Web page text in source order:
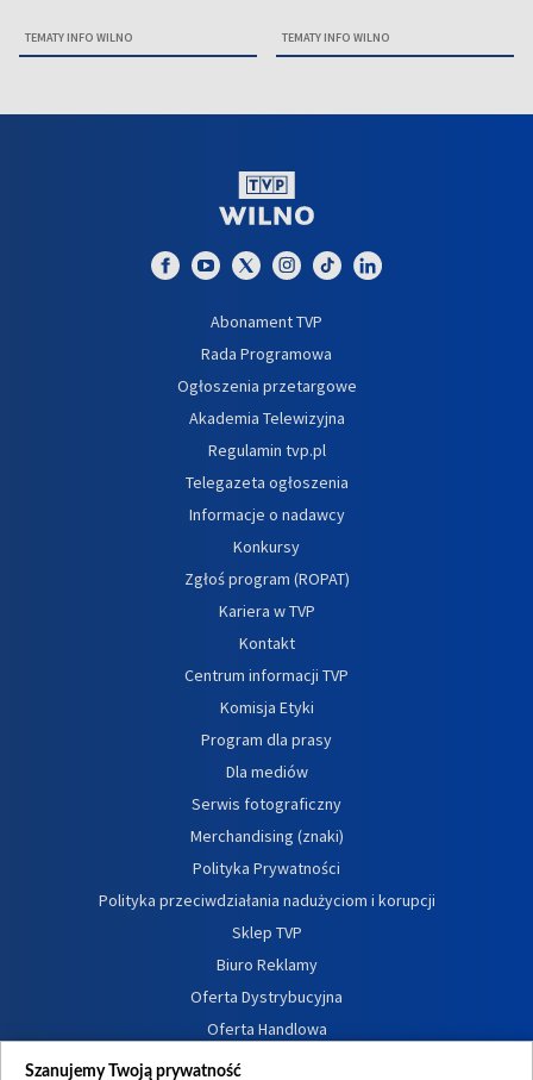
TEMATY INFO WILNO TEMATY INFO WILNO
Abonament TVP
Rada Programowa
Ogłoszenia przetargowe
Akademia Telewizyjna
Regulamin tvp.pl
Telegazeta ogłoszenia
Informacje o nadawcy
Konkursy
Zgłoś program (ROPAT)
Kariera w TVP
Kontakt
Centrum informacji TVP
Komisja Etyki
Program dla prasy
Dla mediów
Serwis fotograficzny
Merchandising (znaki)
Polityka Prywatności
Polityka przeciwdziałania nadużyciom i korupcji
Sklep TVP
Biuro Reklamy
Oferta Dystrybucyjna
Oferta Handlowa
Dostępność
Szanujemy Twoją prywatność